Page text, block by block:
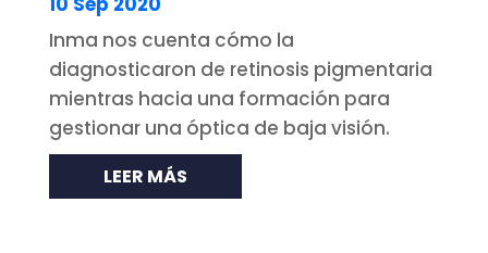
Inma nos cuenta cómo la
diagnosticaron de retinosis pigmentaria
mientras hacia una formación para
gestionar una óptica de baja visión.
LEER MÁS